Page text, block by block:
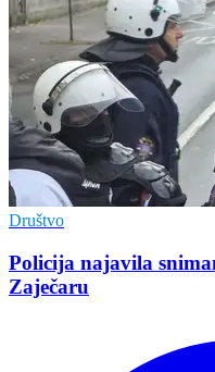
Društvo
Policija najavila
Zaječaru